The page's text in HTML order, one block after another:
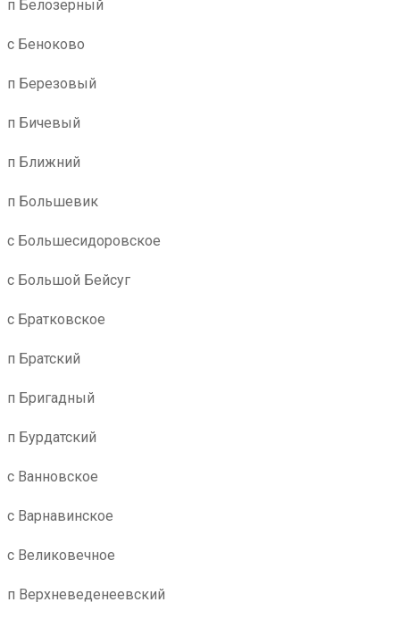
п Белозерный
с Беноково
п Березовый
п Бичевый
п Ближний
п Большевик
с Большесидоровское
с Большой Бейсуг
с Братковское
п Братский
п Бригадный
п Бурдатский
с Ванновское
с Варнавинское
с Великовечное
п Верхневеденеевский